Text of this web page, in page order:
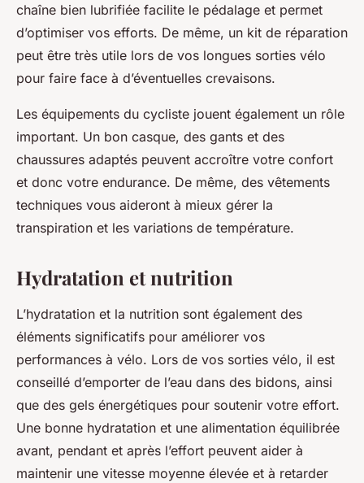
chaîne bien lubrifiée facilite le pédalage et permet
d’optimiser vos efforts. De même, un kit de réparation
peut être très utile lors de vos longues sorties vélo
pour faire face à d’éventuelles crevaisons.
Les équipements du cycliste jouent également un rôle
important. Un bon casque, des gants et des
chaussures adaptés peuvent accroître votre confort
et donc votre endurance. De même, des vêtements
techniques vous aideront à mieux gérer la
transpiration et les variations de température.
Hydratation et nutrition
L’hydratation et la nutrition sont également des
éléments significatifs pour améliorer vos
performances à vélo. Lors de vos sorties vélo, il est
conseillé d’emporter de l’eau dans des bidons, ainsi
que des gels énergétiques pour soutenir votre effort.
Une bonne hydratation et une alimentation équilibrée
avant, pendant et après l’effort peuvent aider à
maintenir une vitesse moyenne élevée et à retarder